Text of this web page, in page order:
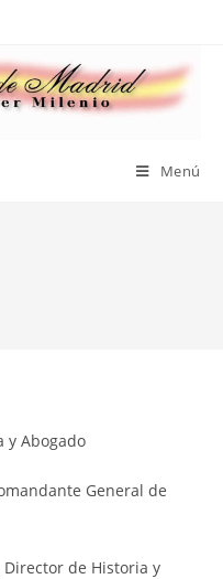
Menú
y Abogado
General de
Director de Historia y